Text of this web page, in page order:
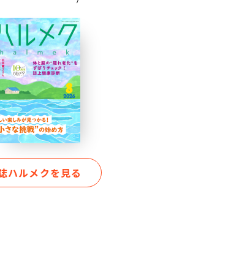
ハルメクを見る